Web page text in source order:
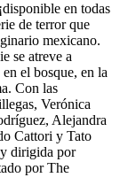
en todas
de terror que
mexicano.
se atreve a
el bosque, en la
Con las
Verónica
Alejandra
Cattori y Tato
dirigida por
por The